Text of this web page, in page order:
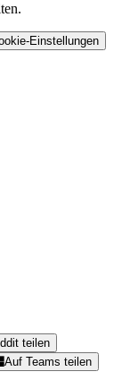
Einstellungen
teilen
Auf Teams teilen